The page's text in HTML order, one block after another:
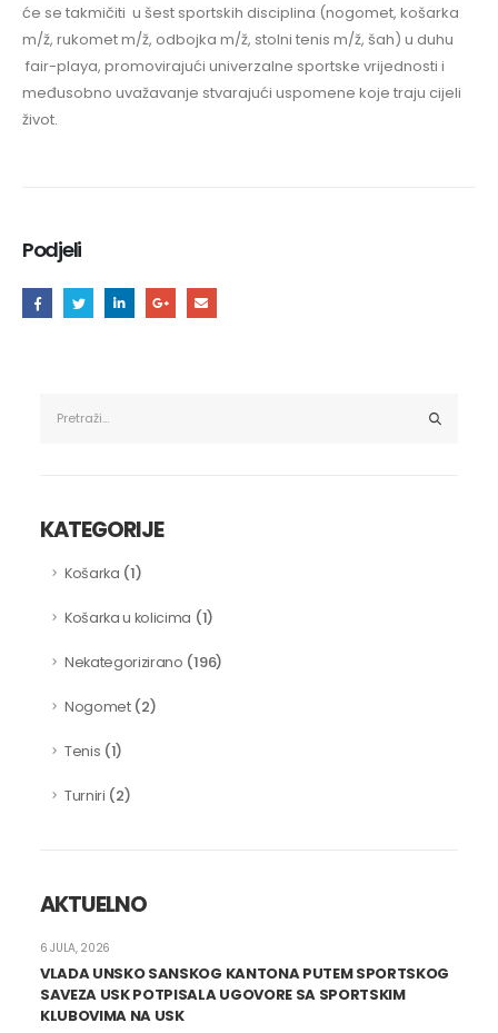
će se takmičiti u šest sportskih disciplina (nogomet, košarka
m/ž, rukomet m/ž, odbojka m/ž, stolni tenis m/ž, šah) u duhu
fair-playa, promovirajući univerzalne sportske vrijednosti i
međusobno uvažavanje stvarajući uspomene koje traju cijeli
život.
Podjeli
KATEGORIJE
Košarka (1)
Košarka u kolicima (1)
Nekategorizirano (196)
Nogomet(2)
Tenis (1)
Turniri (2)
AKTUELNO
VLADA UNSKO SANSKOG KANTONA PUTEM SPORTSKOG
SAVEZA USK POTPISALA UGOVORE SA SPORTSKIM
KLUBOVIMA NA USK
6 JULA, 2026